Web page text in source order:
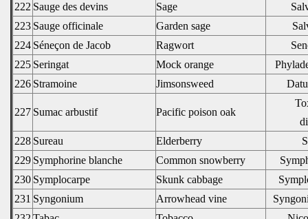
222 Sauge des devins Sage
223 Sauge officinale Garden sage
224 Séneçon de Jacob Ragwort
225 Seringat Mock orange
226 Stramoine Jimsonsweed
227 Sumac arbustif Pacific poison oak
228 Sureau Elderberry
229 Symphorine blanche Common snowberry
230 Symplocarpe Skunk cabbage
231 Syngonium Arrowhead vine